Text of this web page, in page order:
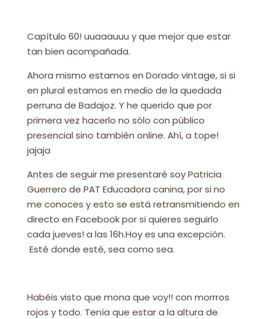
Capítulo 60! uuaaauuu y que mejor que estar
tan bien acompañada.
Ahora mismo estamos en Dorado vintage, si si
en plural estamos en medio de la quedada
perruna de Badajoz. Y he querido que por
primera vez hacerlo no sólo con público
presencial sino también online. Ahí, a tope!
jajaja
Antes de seguir me presentaré soy Patricia
Guerrero de PAT Educadora canina, por si no
me conoces y esto se está retransmitiendo en
directo en Facebook por si quieres seguirlo
cada jueves! a las 16h.Hoy es una excepción.
Esté donde esté, sea como sea.
Habéis visto que mona que voy!! con morrros
rojos y todo. Tenía que estar a la altura de